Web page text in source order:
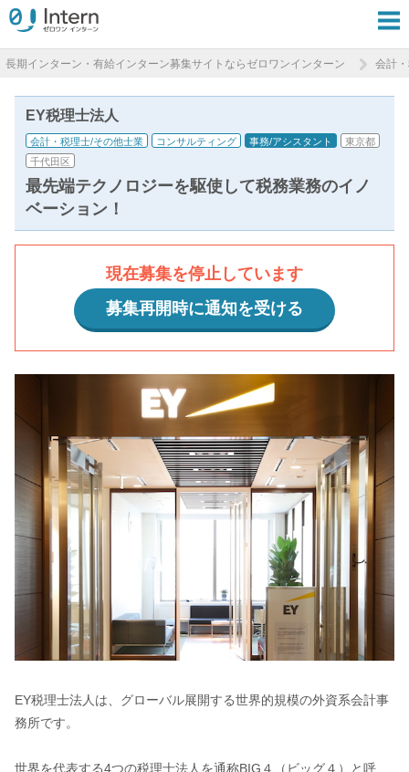
長期インターン・有給インターン募集サイトならゼロワンインターン 会計
EY税理士法人
会計・税理士/その他士業 コンサルティング 事務/アシスタント
東京都
千代田区
最先端テクノロジーを駆使して税務業務のイノ
ベーション！
現在募集を停止しています
募集再開時に通知を受ける
EY税理士法人は、グローバル展開する世界的規模の外資系会計事
務所です。
世界を代表する4つの税理士法人を通称BIG４（ビッグ４）と呼